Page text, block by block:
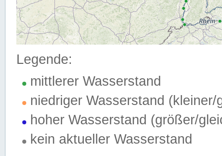
Legende:
mittlerer Wasserstand
niedriger Wasserstand (kleiner/
hoher Wasserstand (größer/
kein aktueller Wasserstand